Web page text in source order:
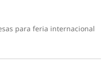
para feria internacional